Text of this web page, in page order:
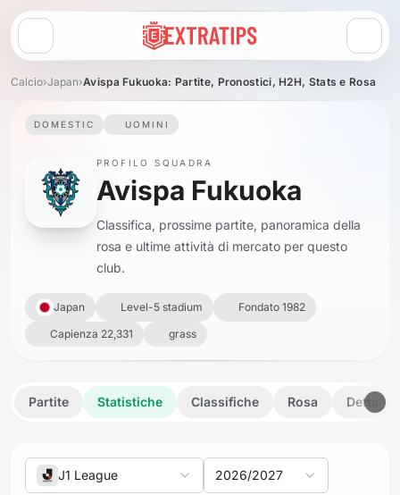
Apri menu
Calcio›Japan›Avispa Fukuoka: Partite, Pronostici, H2H, Stats e Rosa
DOMESTIC UOMINI
PROFILO SQUADRA
Avispa Fukuoka
Classifica, prossime partite, panoramica della
rosa e ultime attività di mercato per questo
club.
Japan Level-5 stadium
Fondato 1982
Capienza 22,331
grass
Partite Statistiche Classifiche Rosa Dettagli
J1 League 2026/2027